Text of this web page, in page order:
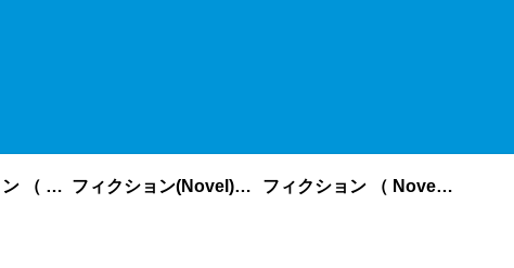
ノンフィクション （ nonfiction ） あいうえお順 フィクション(Novel)更新順 フィクション （ Novel ） あいうえお順